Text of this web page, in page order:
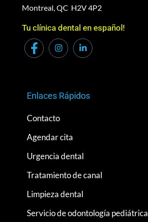
Montreal, QC H2V 4P2
Tu clínica dental en español!
Enlaces Rápidos
Contacto
Agendar cita
Urgencia dental
Tratamiento de canal
Limpieza dental
Servicio de odontología pediátrica